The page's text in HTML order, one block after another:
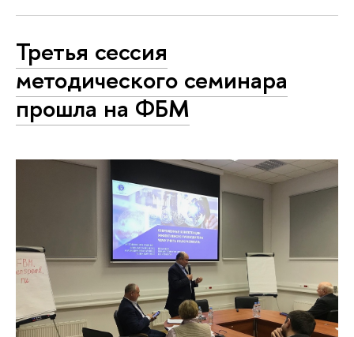
Третья сессия
методического семинара
прошла на ФБМ